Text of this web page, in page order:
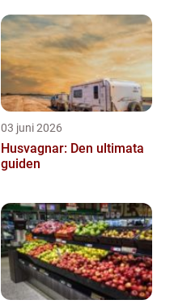
03 juni 2026
Husvagnar: Den ultimata
guiden